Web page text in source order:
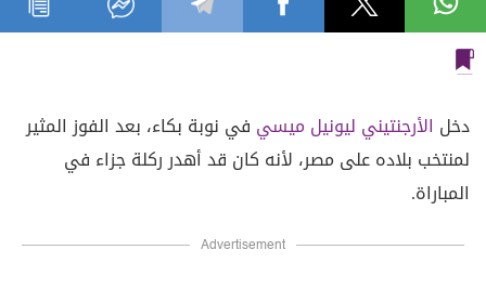
دخل الأرجنتيني ليونيل ميسي في نوبة بكاء، بعد الفوز المثير
لمنتخب بلاده على مصر، لأنه كان قد أهدر ركلة جزاء في
المباراة.
Advertisement